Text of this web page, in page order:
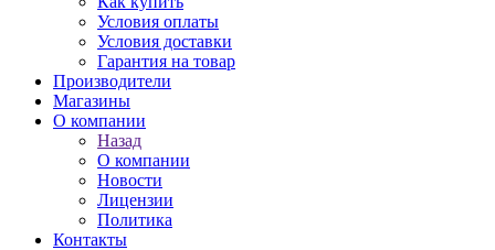
Условия оплаты
Условия доставки
Гарантия на товар
Производители
Магазины
О компании
Назад
О компании
Новости
Лицензии
Политика
Контакты